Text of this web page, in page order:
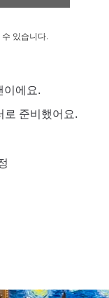
있습니다.
이에요.
로 준비했어요.